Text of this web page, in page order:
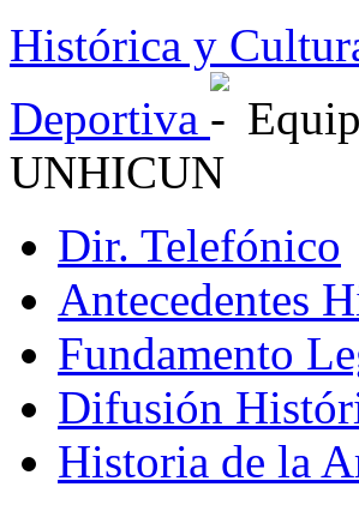
Histórica y
Deportiva
UNHICUN
Dir. Telefónico
Antecedentes
Fundamento
Difusión
Historia de la